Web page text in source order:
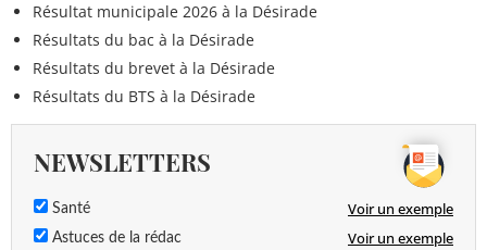
Résultat municipale 2026 à la Désirade
Résultats du bac à la Désirade
Résultats du brevet à la Désirade
Résultats du BTS à la Désirade
NEWSLETTERS
Santé Voir un exemple
Astuces de la rédac Voir un exemple